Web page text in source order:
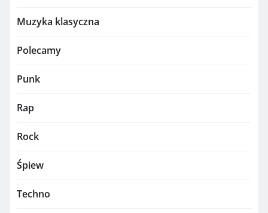
Muzyka klasyczna
Polecamy
Punk
Rap
Rock
Śpiew
Techno